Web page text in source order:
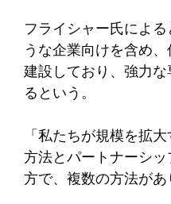
フライシャー氏によ
うな企業向けを含め
建設しており、強力
るという。
「私たちが規模を拡
方法とパートナーシ
方で、複数の方法があ